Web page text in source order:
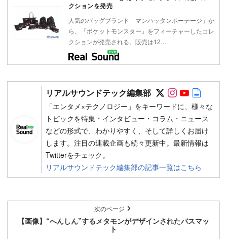
クションを発売
人気のバッグブランド「マンハッタンポーテージ」か
ら、『ポケットモンスター』をフィーチャーしたコレ
クションが発売される。販売は12…
リアルサウンドテック編集部 Follow on
Follow on
Follow
「エンタメ×テクノロジー」をキーワードに、様々な
トピックを特集・インタビュー・コラム・ニュース
などの形式で、わかりやすく、そして詳しくお届け
します。注目の連載企画も続々更新中。最新情報は
Twitterをチェック。
リアルサウンドテック編集部の記事一覧はこちら
次のページ
【画像】“へんしん”するメタモンがデザインされたバスマッ
ト